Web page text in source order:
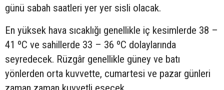
günü sabah saatleri yer yer sisli olacak.
En yüksek hava sıcaklığı genellikle iç kesimlerde 38 –
41 ºC ve sahillerde 33 – 36 ºC dolaylarında
seyredecek. Rüzgâr genellikle güney ve batı
yönlerden orta kuvvette, cumartesi ve pazar günleri